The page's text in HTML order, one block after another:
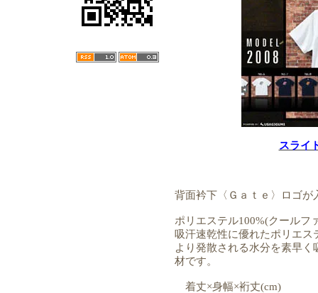
スライ
背面衿下〈Ｇａｔｅ〉ロゴが
ポリエステル100%(クールフ
吸汗速乾性に優れたポリエス
より発散される水分を素早
材です。
着丈×身幅×裄丈(cm)